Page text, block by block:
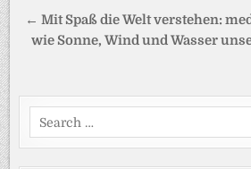
← Mit Spaß die Welt verstehen:
wie Sonne, Wind und Wasser
Search
for: